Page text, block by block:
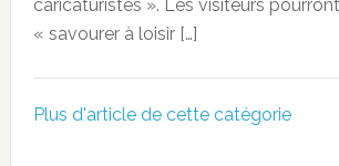
caricaturistes ». Les visiteurs
« savourer à loisir […]
Plus d'article de cette catégorie